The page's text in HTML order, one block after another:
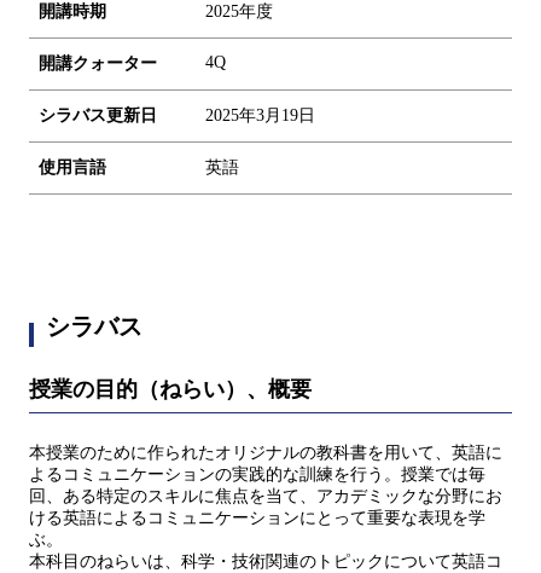
開講時期 2025年度
開講クォーター 4Q
シラバス更新日 2025年3月19日
使用言語 英語
シラバス
授業の目的（ねらい）、概要
本授業のために作られたオリジナルの教科書を用いて、英語に
よるコミュニケーションの実践的な訓練を行う。授業では毎
回、ある特定のスキルに焦点を当て、アカデミックな分野にお
ける英語によるコミュニケーションにとって重要な表現を学
ぶ。
本科目のねらいは、科学・技術関連のトピックについて英語コ